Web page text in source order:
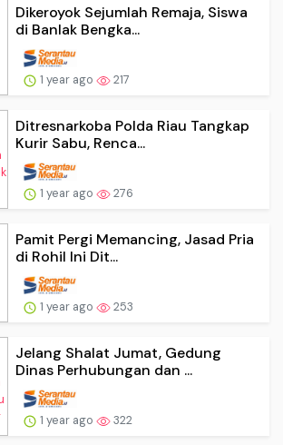
Dikeroyok Sejumlah Remaja, Siswa
di Banlak Bengka...
1 year ago 217
Ditresnarkoba Polda Riau Tangkap
Kurir Sabu, Renca...
1 year ago 276
Pamit Pergi Memancing, Jasad Pria
di Rohil Ini Dit...
1 year ago 253
Jelang Shalat Jumat, Gedung
Dinas Perhubungan dan ...
1 year ago 322